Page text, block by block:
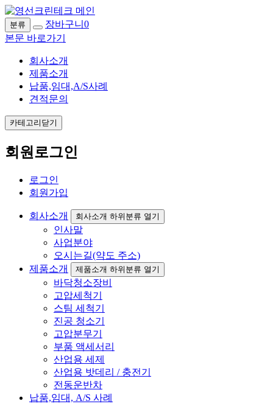
분류 장바구니 0
본문 바로가기
회사소개
제품소개
납품,임대,A/S사례
견적문의
카테고리닫기
회원로그인
로그인
회원가입
회사소개 회사소개 하위분류 열기
인사말
사업분야
오시는길(약도 주소)
제품소개
제품소개 하위분류 열기
바닥청소장비
고압세척기
스팀 세척기
진공 청소기
고압분무기
부품 액세서리
산업용 세제
산업용 밧데리 / 충전기
전동운반차
납품,임대, A/S 사례